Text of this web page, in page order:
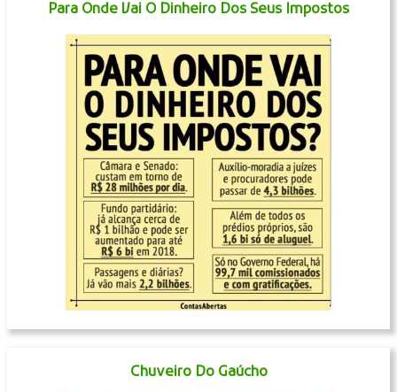
Para Onde Vai O Dinheiro Dos Seus Impostos
Chuveiro Do Gaúcho